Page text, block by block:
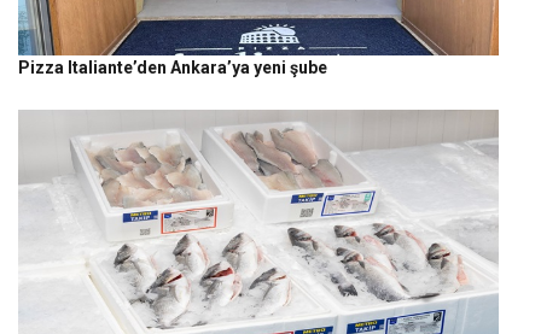
Pizza Italiante’den Ankara’ya yeni şube